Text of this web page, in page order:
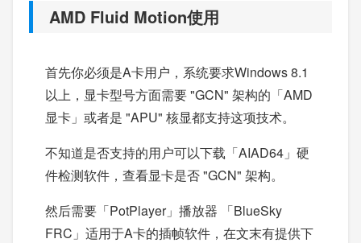
AMD Fluid Motion使用
首先你必须是A卡用户，系统要求Windows 8.1
以上，显卡型号方面需要 "GCN" 架构的「AMD
显卡」或者是 "APU" 核显都支持这项技术。
不知道是否支持的用户可以下载「AIAD64」硬
件检测软件，查看显卡是否 "GCN" 架构。
然后需要「PotPlayer」播放器 「BlueSky
FRC」适用于A卡的插帧软件，在文末有提供下